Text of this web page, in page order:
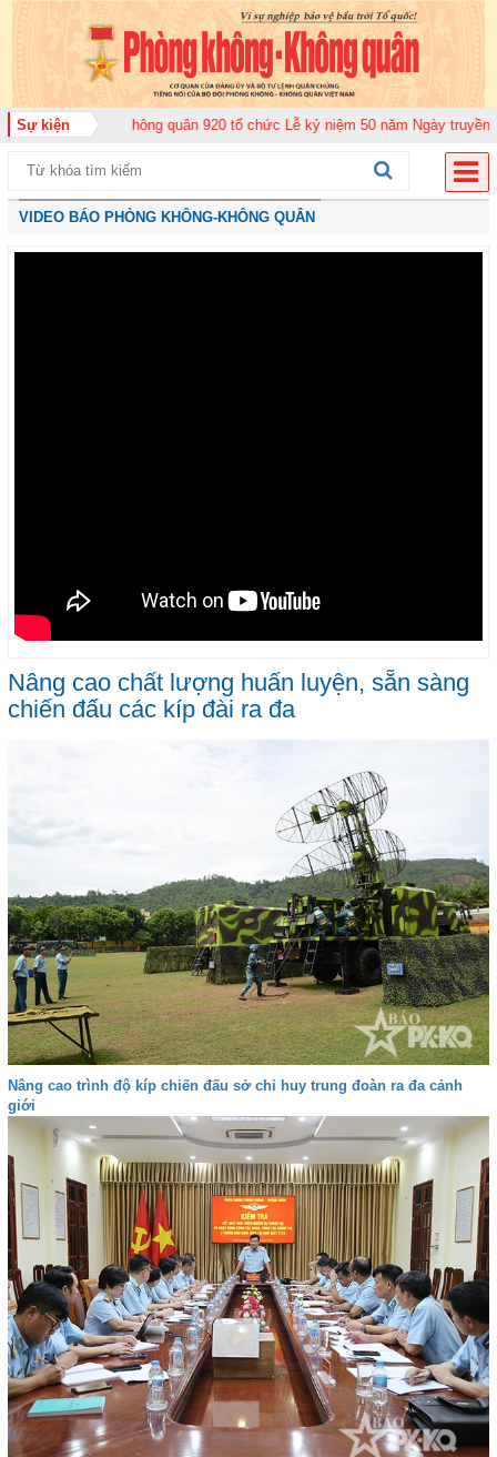
Sự kiện
Không quân 920 tổ chức Lễ kỷ niệm 50 năm Ngày truyền thống (12-11-
VIDEO BÁO PHÒNG KHÔNG-KHÔNG QUÂN
Nâng cao chất lượng huấn luyện, sẵn sàng
chiến đấu các kíp đài ra đa
Nâng cao trình độ kíp chiến đấu sở chỉ huy trung đoàn ra đa cảnh
giới